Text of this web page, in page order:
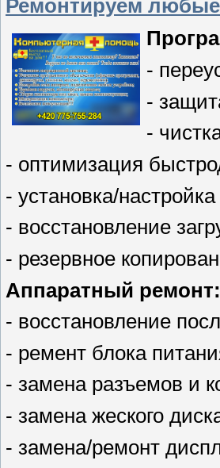
Ремонтируем
-
-
-
- оптимизация
- установка/
- восстановление
- резервное
Аппаратный ремонт:
- восстановление
- ремент блока
- замена разъемов и
- замена жеского
- замена/ремонт